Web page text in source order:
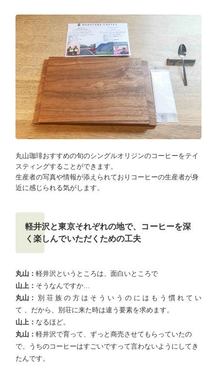
丸山珈琲おすすめの旬のシングルオリジンのコーヒーをテイ
スティングすることができます。
生産者の写真や情報が添えられておりコーヒーの生産者が身
近に感じられる気がします。
軽井沢と東京それぞれの地で、コーヒーを深
く楽しんでいただくための工夫
丸山： 軽井沢というところは、面白いところで
山上： そうなんですか…
丸山：
別 荘 族 の 方 は そ う い う の に は も う 慣 れ て い
て 、だから、別荘に来た時は違う要素を求めます。
山上： なるほど。
丸山： 軽井沢で育って、ずっと商売させてもらっていたの
で、うちのコーヒーはすごいですって言わないようにしてき
たんです。